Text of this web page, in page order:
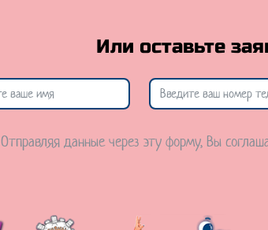
Или оставьте
Отправляя данные через эту форму, Вы